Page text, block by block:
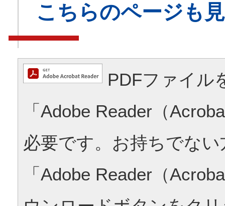
こちらのページも
PDFファイル
「Adobe Reader（
必要です。お持ちでな
「Adobe Reader（